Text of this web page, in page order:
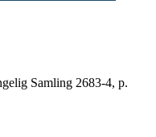
Samling 2683-4, p.